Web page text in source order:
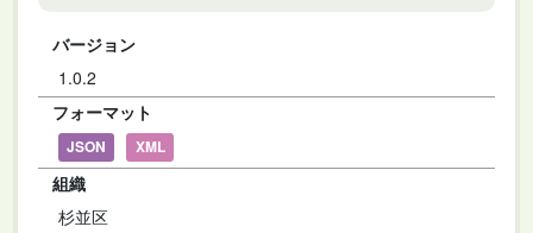
バージョン
1.0.2
フォーマット
JSON XML
組織
杉並区